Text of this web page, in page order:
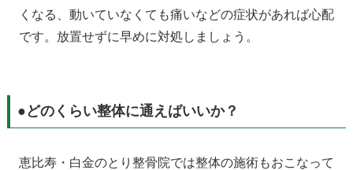
くなる、動いていなくても痛いなどの症状があれば心配
です。放置せずに早めに対処しましょう。
●どのくらい整体に通えばいいか？
恵比寿・白金のとり整骨院では整体の施術もおこなって